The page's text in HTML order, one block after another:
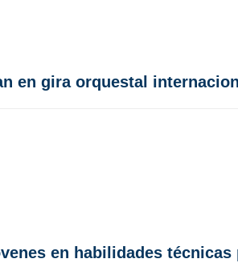
en gira orquestal
en habilidades